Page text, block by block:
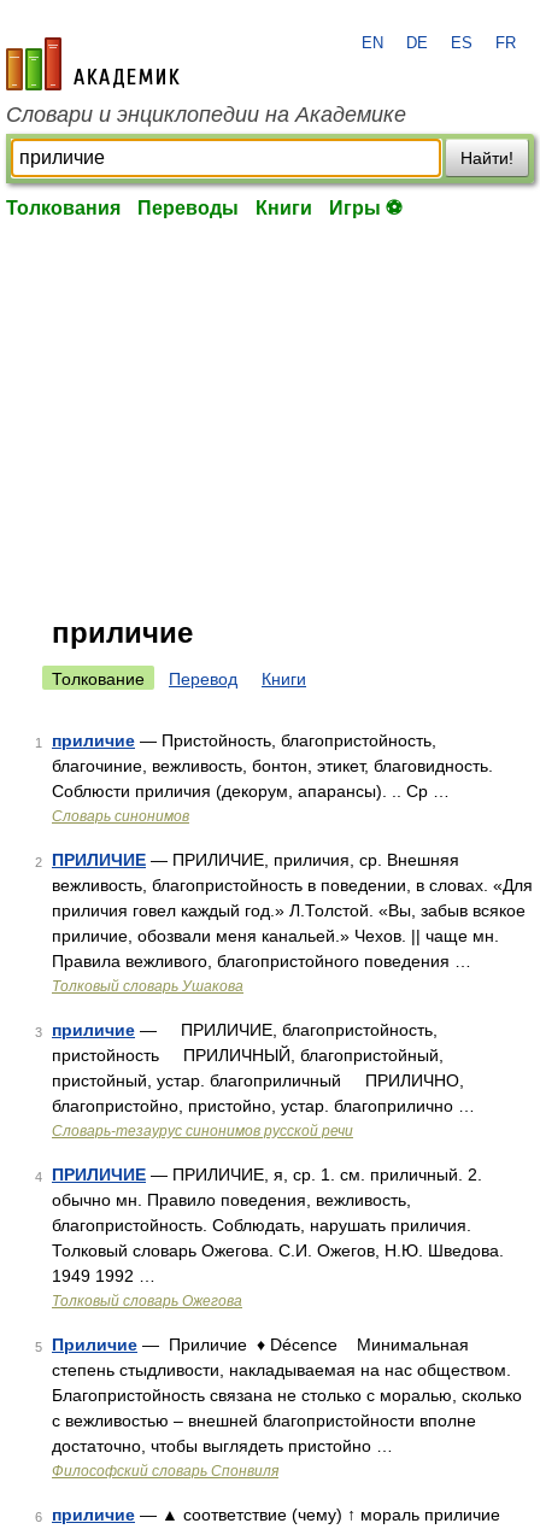
academic.ru
EN DE ES FR
Словари и энциклопедии на Академике
Найти!
Толкования Переводы Книги Игры ⚽
приличие
Толкование Перевод Книги
1 приличие — Пристойность, благопристойность,
благочиние, вежливость, бонтон, этикет, благовидность.
Соблюсти приличия (декорум, апарансы). .. Ср …
Словарь синонимов
2 ПРИЛИЧИЕ — ПРИЛИЧИЕ, приличия, ср. Внешняя
вежливость, благопристойность в поведении, в словах. «Для
приличия говел каждый год.» Л.Толстой. «Вы, забыв всякое
приличие, обозвали меня канальей.» Чехов. || чаще мн.
Правила вежливого, благопристойного поведения …
Толковый словарь Ушакова
3 приличие — ПРИЛИЧИЕ, благопристойность,
пристойность ПРИЛИЧНЫЙ, благопристойный,
пристойный, устар. благоприличный ПРИЛИЧНО,
благопристойно, пристойно, устар. благоприлично …
Словарь-тезаурус синонимов русской речи
4 ПРИЛИЧИЕ — ПРИЛИЧИЕ, я, ср. 1. см. приличный. 2.
обычно мн. Правило поведения, вежливость,
благопристойность. Соблюдать, нарушать приличия.
Толковый словарь Ожегова. С.И. Ожегов, Н.Ю. Шведова.
1949 1992 …
Толковый словарь Ожегова
5 Приличие — Приличие ♦ Décence Минимальная
степень стыдливости, накладываемая на нас обществом.
Благопристойность связана не столько с моралью, сколько
с вежливостью – внешней благопристойности вполне
достаточно, чтобы выглядеть пристойно …
Философский словарь Спонвиля
6 приличие — ▲ соответствие (чему) ↑ мораль приличие